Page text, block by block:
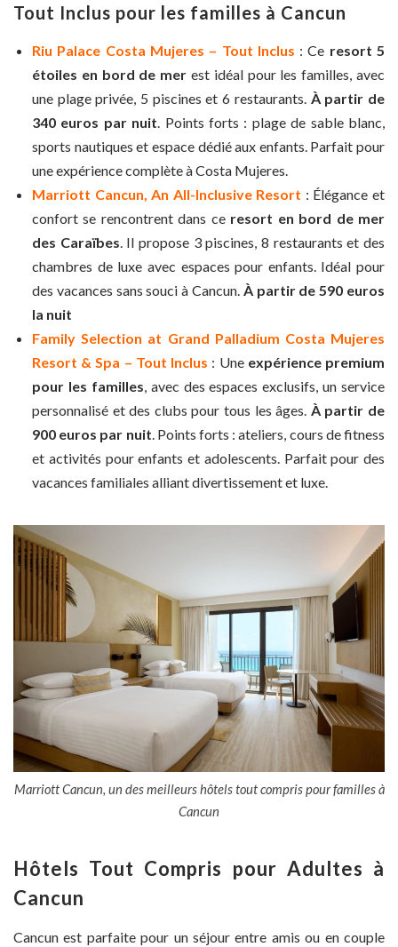
Tout Inclus pour les familles à Cancun
Riu Palace Costa Mujeres – Tout Inclus : Ce resort 5
étoiles en bord de mer est idéal pour les familles, avec
une plage privée, 5 piscines et 6 restaurants. À partir de
340 euros par nuit. Points forts : plage de sable blanc,
sports nautiques et espace dédié aux enfants. Parfait pour
une expérience complète à Costa Mujeres.
Marriott Cancun, An All-Inclusive Resort : Élégance et
confort se rencontrent dans ce resort en bord de mer
des Caraïbes. Il propose 3 piscines, 8 restaurants et des
chambres de luxe avec espaces pour enfants. Idéal pour
des vacances sans souci à Cancun. À partir de 590 euros
la nuit
Family Selection at Grand Palladium Costa Mujeres
Resort & Spa – Tout Inclus : Une expérience premium
pour les familles, avec des espaces exclusifs, un service
personnalisé et des clubs pour tous les âges. À partir de
900 euros par nuit. Points forts : ateliers, cours de fitness
et activités pour enfants et adolescents. Parfait pour des
vacances familiales alliant divertissement et luxe.
Marriott Cancun, un des meilleurs hôtels tout compris pour familles à
Cancun
Hôtels Tout Compris pour Adultes à
Cancun
Cancun est parfaite pour un séjour entre amis ou en couple